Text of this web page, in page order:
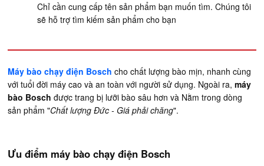
Chỉ cần cung cấp tên sản phẩm bạn muốn tìm. Chúng tôi
sẽ hỗ trợ tìm kiếm sản phẩm cho bạn
Máy bào chạy điện Bosch cho chất lượng bào mịn, nhanh cùng
với tuổi đời máy cao và an toàn với người sử dụng. Ngoài ra,máy
bào Bosch được trang bị lưỡi bào sâu hơn và Nằm trong dòng
sản phẩm "Chất lượng Đức - Giá phải chăng".
Ưu điểm máy bào chạy điện Bosch